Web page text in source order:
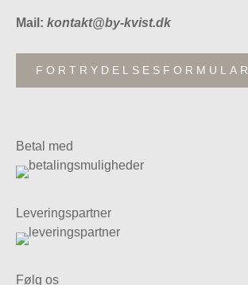
Mail: kontakt@by-kvist.dk
FORTRYDELSESFORMULAR
Betal med
Leveringspartner
Følg os